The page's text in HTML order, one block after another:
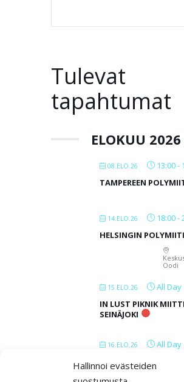
Hallinnoi evästeiden
Tulevat
tapahtumat
ELOKUU 2026
08.ELO.26 13:00-
TAMPEREEN
14.ELO.26 18:00-
HELSINGIN
Oodi
15.ELO.26
All Day
IN LUST PIKNIK MIITTI
SEINÄJOKI
16.ELO.26
All Day
IN LUST PIKNIK MIITTI
SEINÄJOKI